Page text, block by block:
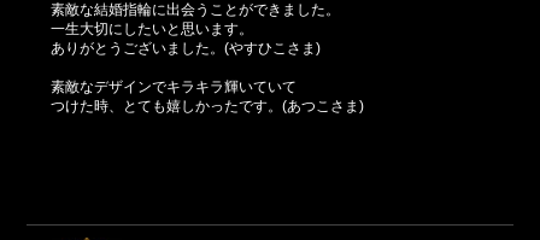
素敵な結婚指輪に出会うことができました。
一生大切にしたいと思います。
ありがとうございました。(やすひこさま)
素敵なデザインでキラキラ輝いていて
つけた時、とても嬉しかったです。(あつこさま)